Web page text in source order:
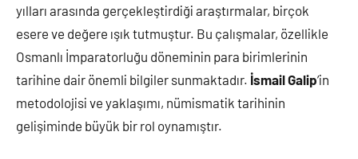
yılları arasında gerçekleştirdiği araştırmalar, birçok
esere ve değere ışık tutmuştur. Bu çalışmalar, özellikle
Osmanlı İmparatorluğu döneminin para birimlerinin
tarihine dair önemli bilgiler sunmaktadır. İsmail Galip’in
metodolojisi ve yaklaşımı, nümismatik tarihinin
gelişiminde büyük bir rol oynamıştır.